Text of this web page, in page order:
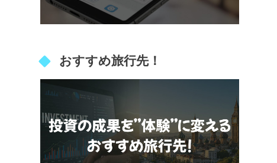
おすすめ旅行先！